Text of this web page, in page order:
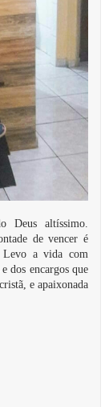
Deus altíssimo.
de vencer é
Levo a vida com
dos encargos que
e apaixonada